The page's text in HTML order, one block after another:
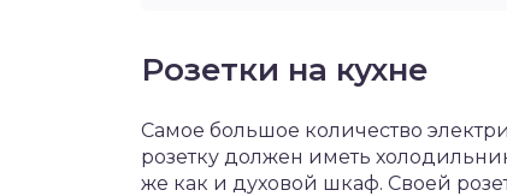
Розетки на кухне
Самое большое количество
розетку должен иметь
же как и духовой шкаф. Своей